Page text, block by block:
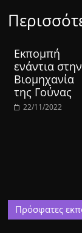
Εκπομπή
ενάντια στην
Βιομηχανία
της Γούνας
22/11/2022
Πρόσφατες